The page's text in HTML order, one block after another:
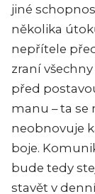
jiné
několika
nepřítele
zraní
před
manu – ta se
neobnovuje
boje.
bude tedy
stavět v